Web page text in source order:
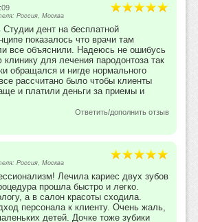
Россия, Москва
дент на бесплатной
показалось что врачи там
все объяснили. Надеюсь не ошибусь
для лечения пародонтоза так
обращался и нигде нормального
рассчитано было чтобы клиенты
и платили деньги за приемы и
Ответить/дополнить отзыв
Россия, Москва
Лечила кариес двух зубов
прошла быстро и легко.
а в салон красоты сходила.
персонала к клиенту. Очень жаль,
детей. Дочке тоже зубики